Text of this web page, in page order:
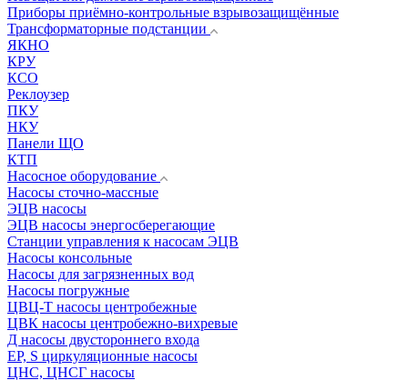
Приборы приёмно-контрольные взрывозащищённые
Трансформаторные подстанции
ЯКНО
КРУ
КСО
Реклоузер
ПКУ
НКУ
Панели ЩО
КТП
Насосное оборудование
Насосы сточно-массные
ЭЦВ насосы
ЭЦВ насосы энергосберегающие
Станции управления к насосам ЭЦВ
Насосы консольные
Насосы для загрязненных вод
Насосы погружные
ЦВЦ-Т насосы центробежные
ЦВК насосы центробежно-вихревые
Д насосы двустороннего входа
EP, S циркуляционные насосы
ЦНС, ЦНСГ насосы